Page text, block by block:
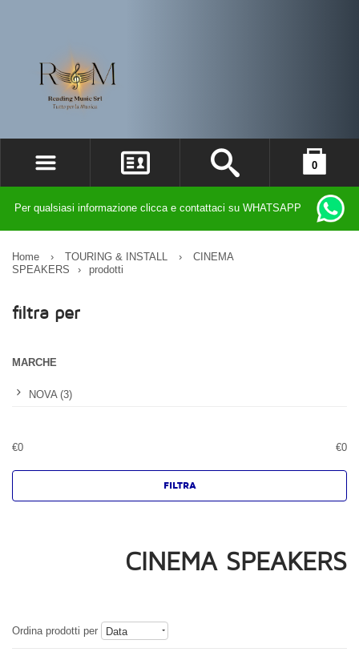
ACCEDI
REGISTRATI
0
Per qualsiasi informazione clicca e contattaci su WHATSAPP
Home › TOURING & INSTALL ›
CINEMA
SPEAKERS
› prodotti
filtra per
MARCHE
NOVA (3)
€0 €0
CINEMA SPEAKERS
Ordina prodotti per Data